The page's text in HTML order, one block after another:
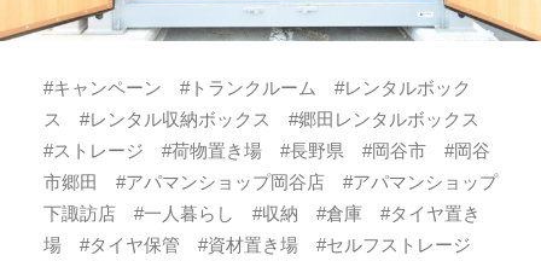
#キャンペーン #トランクルーム #レンタルボック
ス #レンタル収納ボックス #郷田レンタルボックス
#ストレージ #荷物置き場 #長野県 #岡谷市 #岡谷
市郷田 #アパマンショップ岡谷店 #アパマンショップ
下諏訪店 #一人暮らし #収納 #倉庫 #タイヤ置き
場 #タイヤ保管 #資材置き場 #セルフストレージ